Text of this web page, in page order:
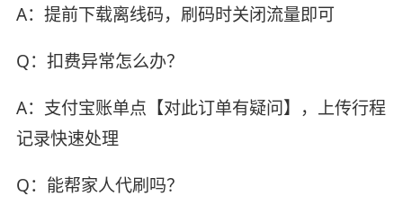
A：提前下载离线码，刷码时关闭流量即可
Q：扣费异常怎么办？
A：支付宝账单点【对此订单有疑问】，上传行程
记录快速处理
Q：能帮家人代刷吗？